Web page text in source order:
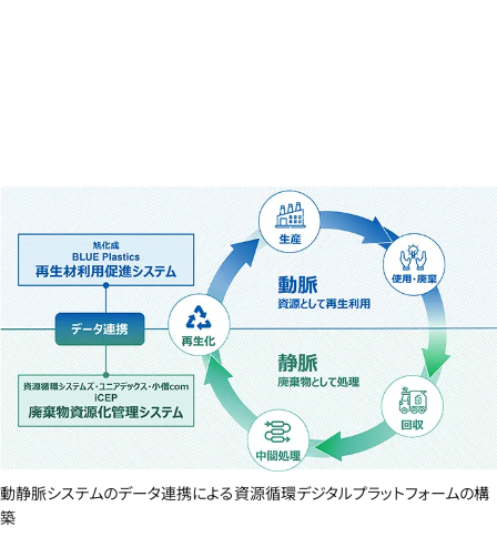
動静脈システムのデータ連携による資源循環デジタルプラットフォームの構
築